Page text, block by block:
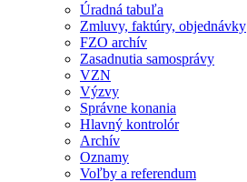
Úradná tabuľa
Zmluvy, faktúry, objednávky
FZO archív
Zasadnutia samosprávy
VZN
Výzvy
Správne konania
Hlavný kontrolór
Archív
Oznamy
Voľby a referendum